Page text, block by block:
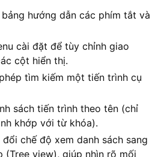
hướng dẫn các phím tắt và
cài đặt để tùy chỉnh giao
cột hiển thị.
tìm kiếm một tiến trình cụ
sách tiến trình theo tên (chỉ
khớp với từ khóa).
đổi chế độ xem danh sách sang
(Tree view), giúp nhìn rõ mối